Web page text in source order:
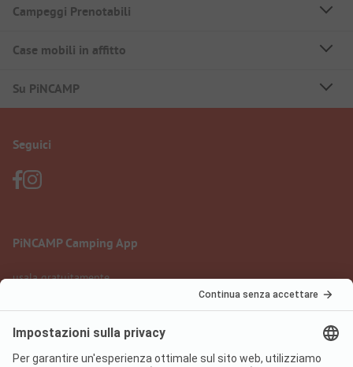
Campeggi Prenotabili
Case mobili in affitto
Su PiNCAMP
Seguici
PiNCAMP Camping App
usala gratuitamente